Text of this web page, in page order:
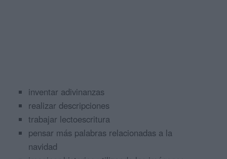
inventar adivinanzas
realizar descripciones
trabajar lectoescritura
pensar más palabras relacionadas a la
navidad